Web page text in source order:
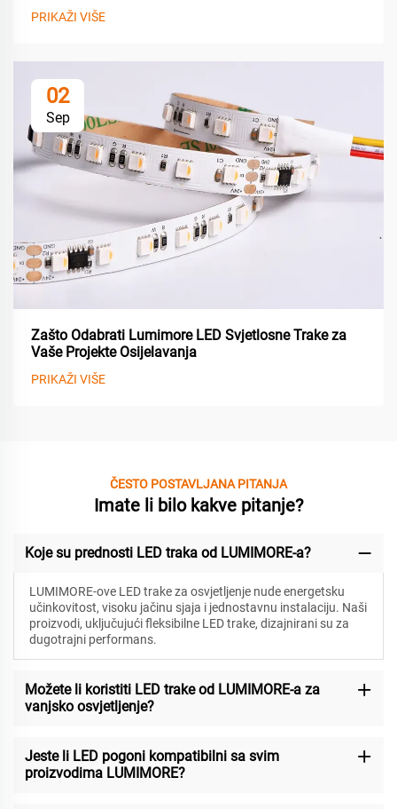
PRIKAŽI VIŠE
02
Sep
Zašto Odabrati Lumimore LED Svjetlosne Trake za
Vaše Projekte Osijelavanja
PRIKAŽI VIŠE
ČESTO POSTAVLJANA PITANJA
Imate li bilo kakve pitanje?
Koje su prednosti LED traka od LUMIMORE-a?
LUMIMORE-ove LED trake za osvjetljenje nude energetsku
učinkovitost, visoku jačinu sjaja i jednostavnu instalaciju. Naši
proizvodi, uključujući fleksibilne LED trake, dizajnirani su za
dugotrajni performans.
Možete li koristiti LED trake od LUMIMORE-a za
vanjsko osvjetljenje?
Jeste li LED pogoni kompatibilni sa svim
proizvodima LUMIMORE?